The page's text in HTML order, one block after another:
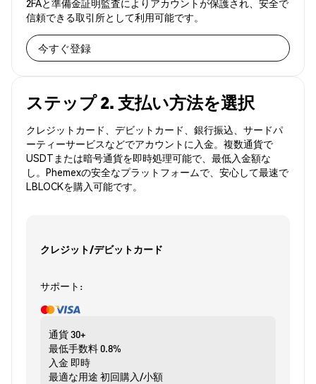
2FAと準備金証明監査によりアカウントが保護され、安全で
信頼できる取引所として利用可能です。
今すぐ登録
ステップ 2. 支払い方法を選択
クレジットカード、デビットカード、銀行振込、サードパ
ーティーサービスなどでアカウントに入金。複数通貨で
USDTまたは暗号通貨を即時処理可能で、最低入金額な
し。Phemexの安全なプラットフォームで、安心して最速で
LBLOCKを購入可能です。
クレジット/デビットカード
サポート:
通貨30+
最低手数料0.8%
入金 即時
最適な用途 初回購入/小額